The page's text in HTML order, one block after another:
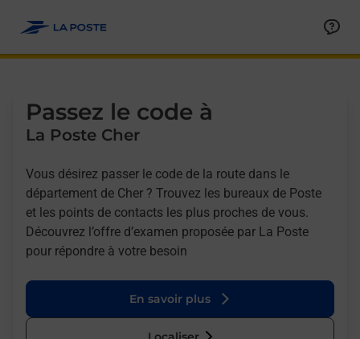
Passez le code à
La Poste Cher
Vous désirez passer le code de la route dans le
département de Cher ? Trouvez les bureaux de Poste
et les points de contacts les plus proches de vous.
Découvrez l’offre d’examen proposée par La Poste
pour répondre à votre besoin
En savoir plus